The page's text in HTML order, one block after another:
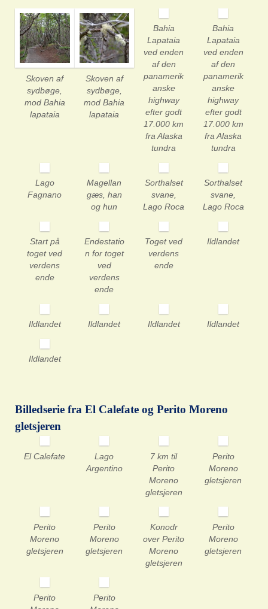
Skoven af
sydbøge,
mod Bahia
lapataia
Skoven af
sydbøge,
mod Bahia
lapataia
Bahia
Lapataia
ved enden
af den
panamerik
anske
highway
efter godt
17.000 km
fra Alaska
tundra
Bahia
Lapataia
ved enden
af den
panamerik
anske
highway
efter godt
17.000 km
fra Alaska
tundra
Lago
Fagnano
Magellan
gæs, han
og hun
Sorthalset
svane,
Lago Roca
Sorthalset
svane,
Lago Roca
Start på
toget ved
verdens
ende
Endestatio
n for toget
ved
verdens
ende
Toget ved
verdens
ende
Ildlandet
Ildlandet Ildlandet Ildlandet Ildlandet
Ildlandet
Billedserie fra El Calefate og Perito Moreno
gletsjeren
El Calefate
Lago
Argentino
7 km til
Perito
Moreno
gletsjeren
Perito
Moreno
gletsjeren
Perito
Moreno
gletsjeren
Perito
Moreno
gletsjeren
Konodr
over Perito
Moreno
gletsjeren
Perito
Moreno
gletsjeren
Perito
Perito